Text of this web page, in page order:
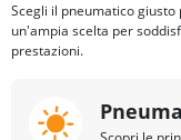
Scegli il pneumatico giusto
un'ampia scelta per
prestazioni.